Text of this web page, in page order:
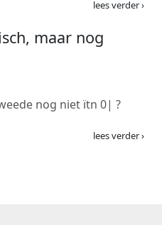
lees verder ›
maar nog
nog niet ïtn 0| ?
lees verder ›